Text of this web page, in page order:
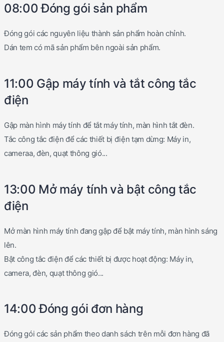
08:00 Đóng gói sản phẩm
Đóng gói các nguyên liệu thành sản phẩm hoàn chỉnh.
Dán tem có mã sản phẩm bên ngoài sản phẩm.
11:00 Gập máy tính và tắt công tắc
điện
Gập màn hình máy tính để tắt máy tính, màn hình tắt đèn.
Tắc công tắc điện để các thiết bị điện tạm dừng: Máy in,
cameraa, đèn, quạt thông gió...
13:00 Mở máy tính và bật công tắc
điện
Mở màn hình máy tính đang gập để bật máy tính, màn hình sáng
lên.
Bật công tắc điện để các thiết bị được hoạt động: Máy in,
camera, đèn, quạt thông gió...
14:00 Đóng gói đơn hàng
Đóng gói các sản phẩm theo danh sách trên mỗi đơn hàng đã